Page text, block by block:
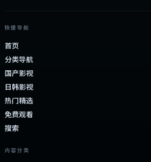
快捷导航
首页
分类导航
国产影视
日韩影视
热门精选
免费观看
搜索
内容分类